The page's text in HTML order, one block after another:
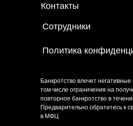
Сотрудники
Контакты
Политика
Банкротство влечет
том числе ограничения на
повторное банкротство в
Предварительно обратитесь к
в МФЦ